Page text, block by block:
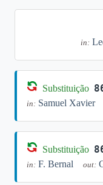
in:
Substituição
in: Samuel Xavier
Substituição
in: F. Bernal out: